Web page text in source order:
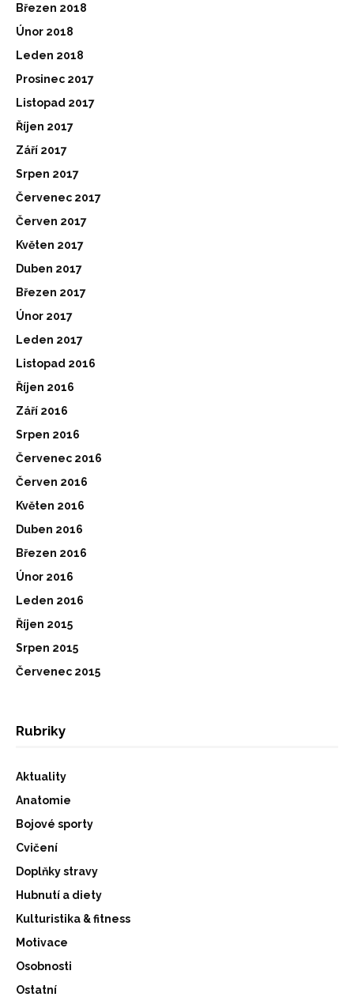
Březen 2018
Únor 2018
Leden 2018
Prosinec 2017
Listopad 2017
Říjen 2017
Září 2017
Srpen 2017
Červenec 2017
Červen 2017
Květen 2017
Duben 2017
Březen 2017
Únor 2017
Leden 2017
Listopad 2016
Říjen 2016
Září 2016
Srpen 2016
Červenec 2016
Červen 2016
Květen 2016
Duben 2016
Březen 2016
Únor 2016
Leden 2016
Říjen 2015
Srpen 2015
Červenec 2015
Rubriky
Aktuality
Anatomie
Bojové sporty
Cvičení
Doplňky stravy
Hubnutí a diety
Kulturistika & fitness
Motivace
Osobnosti
Ostatní